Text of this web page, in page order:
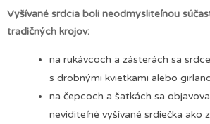
Vyšívané srdcia boli neodmysliteľnou
tradičných krojov:
na rukávcoch a zásterách sa
s drobnými kvietkami alebo
na čepcoch a šatkách sa
neviditeľné vyšívané srdiečka ako